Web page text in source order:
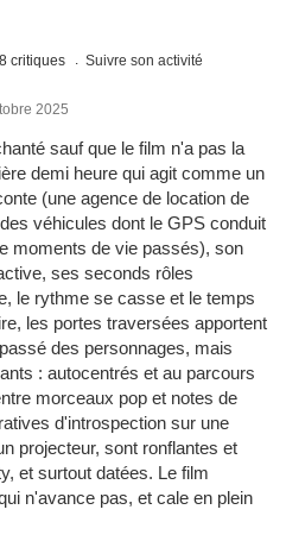
critiques Suivre son activité
2025
sauf que le film n'a pas la
demi heure qui agit comme un
(une agence de location de
véhicules dont le GPS conduit
moments de vie passés), son
ses seconds rôles
le rythme se casse et le temps
les portes traversées apportent
des personnages, mais
: autocentrés et au parcours
morceaux pop et notes de
d'introspection sur une
projecteur, sont ronflantes et
et surtout datées. Le film
n'avance pas, et cale en plein